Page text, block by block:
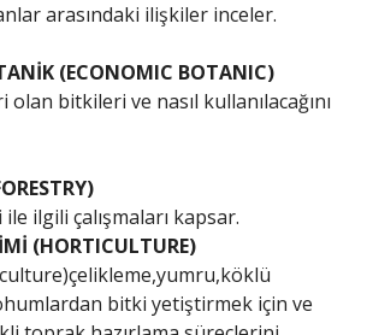
arasındaki ilişkiler inceler.
(ECONOMIC BOTANIC)
bitkileri ve nasıl kullanılacağını
ilgili çalışmaları kapsar.
(HORTICULTURE)
bitki yetiştirmek için ve